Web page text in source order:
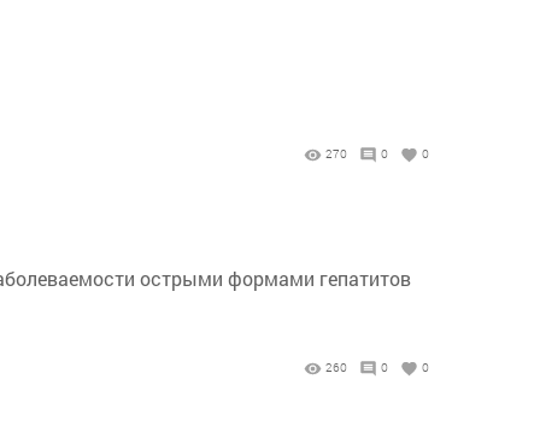
270 0 0
острыми формами гепатитов
260 0 0